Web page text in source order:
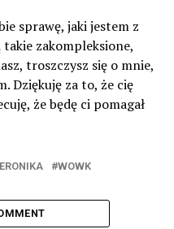
sprawę, jaki jestem z
takie zakompleksione,
troszczysz się o mnie,
Dziękuję za to, że cię
że będę ci pomagał
WOWK